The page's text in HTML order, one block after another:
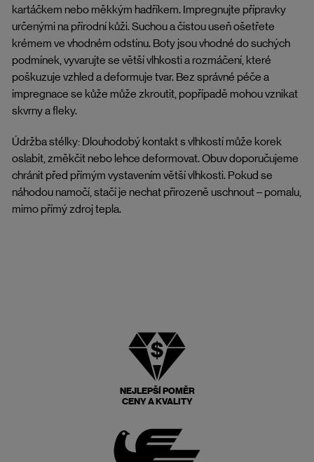
kartáčkem nebo měkkým hadříkem. Impregnujte přípravky
určenými na přírodní kůži. Suchou a čistou useň ošetřete
krémem ve vhodném odstínu. Boty jsou vhodné do suchých
podmínek, vyvarujte se větší vlhkosti a rozmáčení, které
poškuzuje vzhled a deformuje tvar. Bez správné péče a
impregnace se kůže může zkroutit, popřípadě mohou vznikat
skvrny a fleky.
Údržba stélky: Dlouhodobý kontakt s vlhkostí může korek
oslabit, změkčit nebo lehce deformovat. Obuv doporučujeme
chránit před přímým vystavením větší vlhkosti. Pokud se
náhodou namočí, stačí je nechat přirozeně uschnout – pomalu,
mimo přímý zdroj tepla.
NEJLEPŠÍ POMĚR
CENY A KVALITY